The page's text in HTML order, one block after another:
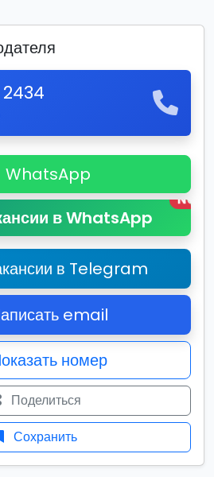
WhatsApp
в WhatsApp
New
в Telegram
email
номер
Поделиться
Сохранить